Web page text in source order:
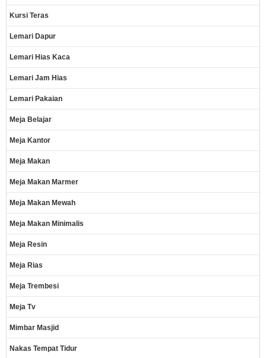
Kursi Teras
Lemari Dapur
Lemari Hias Kaca
Lemari Jam Hias
Lemari Pakaian
Meja Belajar
Meja Kantor
Meja Makan
Meja Makan Marmer
Meja Makan Mewah
Meja Makan Minimalis
Meja Resin
Meja Rias
Meja Trembesi
Meja Tv
Mimbar Masjid
Nakas Tempat Tidur